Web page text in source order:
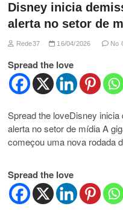
Disney inicia
alerta no setor de
Rede37 16/04/2026 No
Spread the love
Spread the loveDisney
alerta no setor de mídia A
começou uma nova rodada
Spread the love